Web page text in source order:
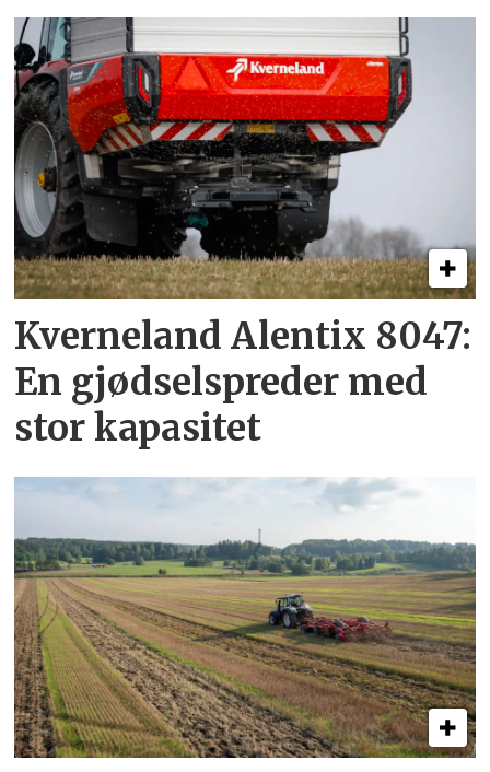
Kverneland Alentix 8047:
En gjødsel­spreder med
stor kapasitet